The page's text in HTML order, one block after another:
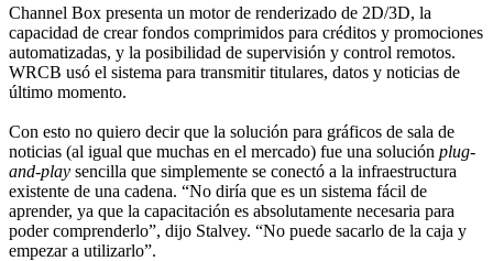
Channel Box presenta un motor de renderizado de 2D/3D, la
capacidad de crear fondos comprimidos para créditos y promociones
automatizadas, y la posibilidad de supervisión y control remotos.
WRCB usó el sistema para transmitir titulares, datos y noticias de
último momento.
Con esto no quiero decir que la solución para gráficos de sala de
noticias (al igual que muchas en el mercado) fue una solución plug-
and-play sencilla que simplemente se conectó a la infraestructura
existente de una cadena. “No diría que es un sistema fácil de
aprender, ya que la capacitación es absolutamente necesaria para
poder comprenderlo”, dijo Stalvey. “No puede sacarlo de la caja y
empezar a utilizarlo”.